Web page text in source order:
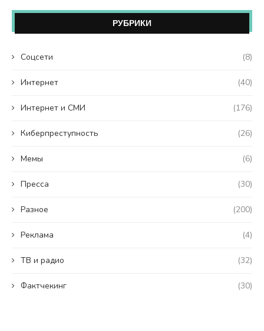
РУБРИКИ
Coцсети (8)
Интернет (40)
Интернет и СМИ (176)
Киберпреступность (26)
Мемы (6)
Пресса (30)
Разное (200)
Реклама (4)
ТВ и радио (32)
Фактчекинг (30)